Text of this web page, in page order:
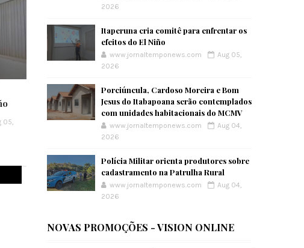
05,
2026
Itaperuna cria comitê para enfrentar os
efeitos do El Niño
www.jornaltemponews.com
Aug 05,
2026
Porciúncula, Cardoso Moreira e Bom
Jesus do Itabapoana serão contemplados
com unidades habitacionais do MCMV
www.jornaltemponews.com
Aug 04,
2026
Polícia Militar orienta produtores sobre
cadastramento na Patrulha Rural
www.jornaltemponews.com
Aug 04,
2026
NOVAS PROMOÇÕES - VISION ONLINE